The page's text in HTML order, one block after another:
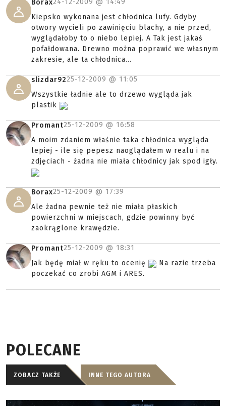
Borax24-12-2009 @ 14:49
Kiepsko wykonana jest chłodnica lufy. Gdyby
otwory wycieli po zawinięciu blachy, a nie przed,
wyglądałoby to o niebo lepiej. A Tak jest jakaś
pofałdowana. Drewno można poprawić we własnym
zakresie, ale ta chłodnica...
slizdar9225-12-2009 @ 11:05
Wszystkie ładnie ale to drzewo wygląda jak
plastik
Promant25-12-2009 @ 16:58
A moim zdaniem właśnie taka chłodnica wygląda
lepiej - ile się pepesz naoglądałem w realu i na
zdjęciach - żadna nie miała chłodnicy jak spod igły.
Borax25-12-2009 @ 17:39
Ale żadna pewnie też nie miała płaskich
powierzchni w miejscach, gdzie powinny być
zaokrąglone krawędzie.
Promant25-12-2009 @ 18:31
Jak będę miał w ręku to ocenię
Na razie trzeba
poczekać co zrobi AGM i ARES.
POLECANE
ZOBACZ TAKŻE INNE TEGO AUTORA